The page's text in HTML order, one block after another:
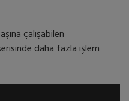
çalışabilen
daha fazla işlem